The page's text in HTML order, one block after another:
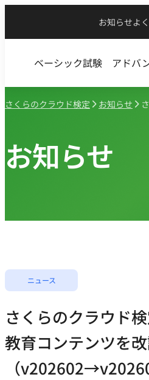
お知らせよ
ベーシック試験 アドバ
さくらのクラウド検定 お知らせ
お知らせ
ニュース
さくらのクラウド
教育コンテンツを
（